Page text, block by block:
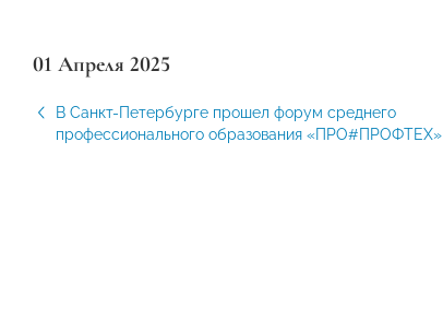
01 Апреля 2025
В Санкт-Петербурге прошел форум среднего
профессионального образования «ПРО#ПРОФТЕХ»